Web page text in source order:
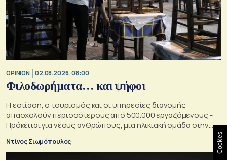
OPINION 02.08.2026, 08:00
Φιλοδωρήματα… και ψήφοι
Η εστίαση, ο τουρισμός και οι υπηρεσίες διανομής
απασχολούν περισσότερους από 500.000 εργαζόμενους -
Πρόκειται για νέους ανθρώπους, μια ηλικιακή ομάδα στην
οποία κάθε κυβέρνηση θα ήθελε να αυξήσει την επιρροή της
Ντίνος Σιωμόπουλος Cookies